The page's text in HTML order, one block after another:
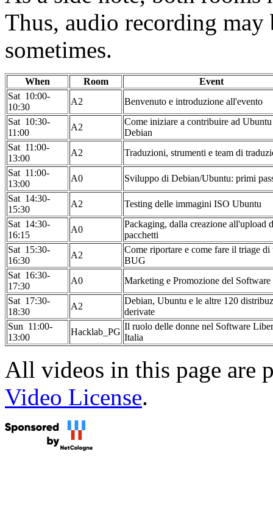
Thus, audio recording may
sometimes.
When Room
Event
Sat 10:00-
10:30
A2
Benvenuto e introduzione all'evento
Sat 10:30-
11:00
A2
Come iniziare a contribuire ad Ubuntu
Debian
Sat 11:00-
13:00
A2
Traduzioni, strumenti e team di
Sat 11:00-
13:00
A0
Sviluppo di Debian/Ubuntu: primi
Sat 14:30-
15:30
A2
Testing delle immagini ISO Ubuntu
Sat 14:30-
16:15
A0
Packaging, dalla creazione all'upload
pacchetti
Sat 15:30-
16:30
A2
Come riportare e come fare il triage di
BUG
Sat 16:30-
17:30
A0
Marketing e Promozione del
Sat 17:30-
18:30
A2
Debian, Ubuntu e le altre 120
derivate
Sun 11:00-
13:00
Hacklab_PG
Il ruolo delle donne nel Software
Italia
All videos in this page are
Video License.